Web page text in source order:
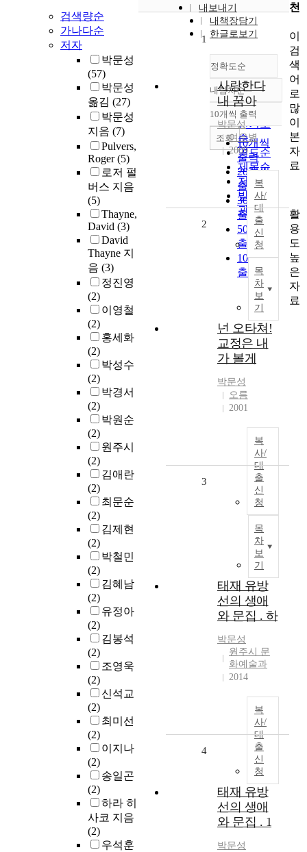
검색량순
가나다순
저자
박문성
(57)
박문성
옮김 (27)
박문성
지음 (7)
Pulvers,
Roger(5)
로저 펄
버스 지음
(5)
Thayne,
David (3)
David
Thayne 지
음 (3)
정진영
(2)
이영철
(2)
홍세화
(2)
박성수
(2)
박경서
(2)
박원순
(2)
원주시
(2)
김애란
(2)
최문순
(2)
김제현
(2)
박철민
(2)
김혜남
(2)
유정아
(2)
김봉석
(2)
조영욱
(2)
신석교
(2)
최미선
(2)
이지나
(2)
송일곤
(2)
하라 히
사코 지음
(2)
우석훈
내보내기
내책장담기
한글로보기
정확도순
정확도
순
인기도
순
연도순
제목순
저자순
발행기
관순
내림차순
내림차순
10개씩 출력
10개씩
출력
20개씩
출력
30개씩
출력
50개씩
출력
100개씩
출력
조회
1
사랑한다
내 꿈아
박문성
여우볕
2009
복
사/
대
출
신
청
목
차
보
기
2
넌 오타쳐!
교정은 내
가 볼게
박문성
오름
2001
복
사/
대
출
신
청
목
차
보
기
3
태재 유방
선의 생애
와 문집 . 하
박문성
원주시 문
화예술과
2014
복
사/
대
출
신
청
4
태재 유방
선의 생애
와 문집 . 1
박문성
천
이
검
색
어
로
많
이
본
자
료
활
용
도
높
은
자
료